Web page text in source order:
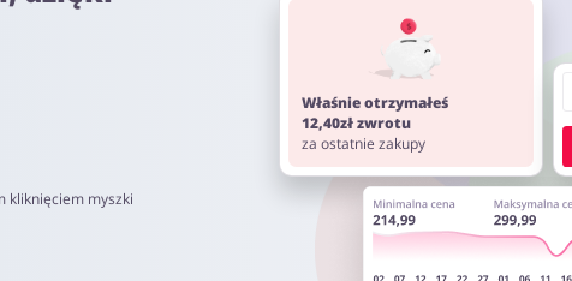
wyłączyć AdBlock oraz aby nie korzystać z innych stron lub
kliknięciem myszki
Właśnie otrzymałeś
12,40zł zwrotu
za ostatnie zakupy